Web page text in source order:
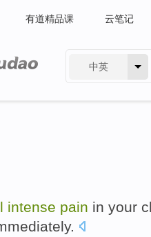
有道精品课 云笔记
中英
intense pain in your
.